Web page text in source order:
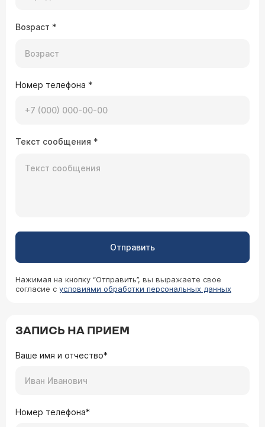
Возраст *
Номер телефона *
Текст сообщения *
Отправить
Нажимая на кнопку “Отправить”, вы выражаете свое
согласие с условиями обработки персональных данных
ЗАПИСЬ НА ПРИЕМ
Ваше имя и отчество*
Номер телефона*